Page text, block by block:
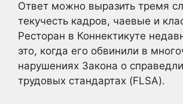
Ответ можно выразить тремя
текучесть кадров, чаевые и
Ресторан в Коннектикуте
это, когда его обвинили в
нарушениях Закона о
трудовых стандартах (FLSA).